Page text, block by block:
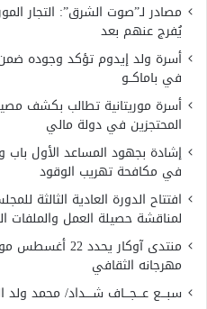
مصادر لـ”صوت الشرق”: التجار
يُفرج عنهم بعد
أسرة ولد إيدوم تؤكد وجوده ضمن
في باماكــو
أسرة موريتانية تطالب بكشف مصير
المحتجزين في دولة مالي
إشادة بجهود المساعد الأول باب
في مكافحة تهريب الوقود
افتتاح الدورة العادية الثالثة
لمناقشة حصيلة العمل والملفات
منتدى آوكار
مهرجانه الثقافي
سبـــع عـــجـــاف شــــداد/ محمد